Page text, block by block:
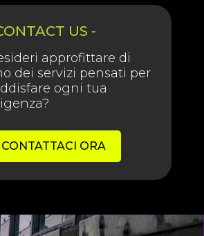
US -
approfittare di
dei servizi pensati per
ogni tua
CONTATTACI ORA